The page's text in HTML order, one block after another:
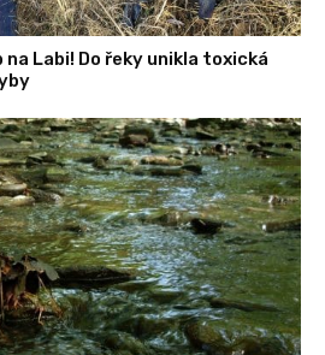
Labi! Do řeky unikla toxická